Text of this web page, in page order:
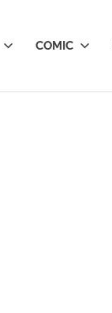
COMIC